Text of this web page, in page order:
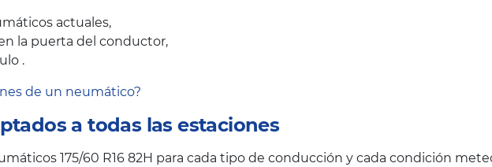
actuales,
la puerta del conductor,
.
de un neumático?
a todas las estaciones
175/60 R16 82H para cada tipo de conducción y cada condición